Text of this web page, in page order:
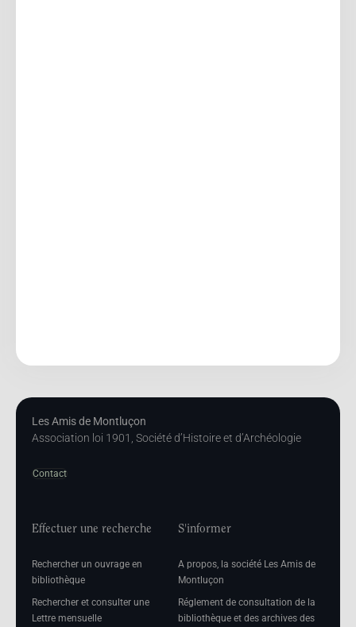
Les Amis de Montluçon
Association loi 1901, Société d’Histoire et d’Archéologie
Contact
Effectuer une recherche
Rechercher un ouvrage en
bibliothèque
Rechercher et consulter une
Lettre mensuelle
S'informer
A propos, la société Les Amis de
Montluçon
Réglement de consultation de la
bibliothèque et des archives des